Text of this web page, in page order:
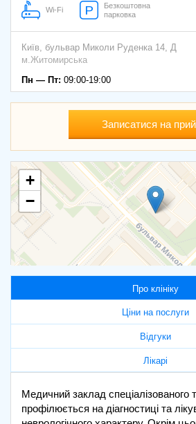
Wi-Fi
Безкоштовна
парковка
Київ,
бульвар Миколи Руденка 14, Д
м.Житомирська
Пн — Пт: 09:00-19:00
Записатися на
+
−
Про клініку
Ціни на послуги
Відгуки
Лікарі
Медичний заклад спеціалізованого
профілюється на діагностиці та